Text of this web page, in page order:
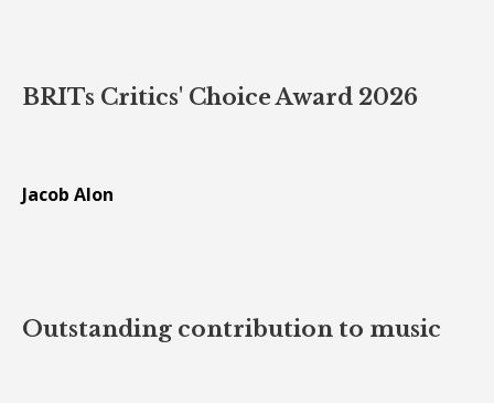
BRITs Critics' Choice Award 2026
Jacob Alon
Outstanding contribution to music